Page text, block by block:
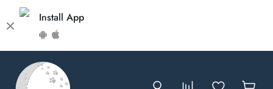
Install App